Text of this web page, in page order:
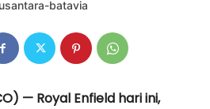
batavia
— Royal Enfield hari ini,